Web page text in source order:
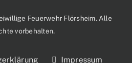
Feuerwehr Flörsheim. Alle
vorbehalten.
Impressum